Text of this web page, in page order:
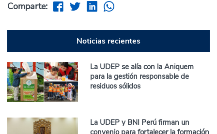
Comparte:
Noticias recientes
La UDEP se alía con la Aniquem
para la gestión responsable de
residuos sólidos
La UDEP y BNI Perú firman un
convenio para fortalecer la formación